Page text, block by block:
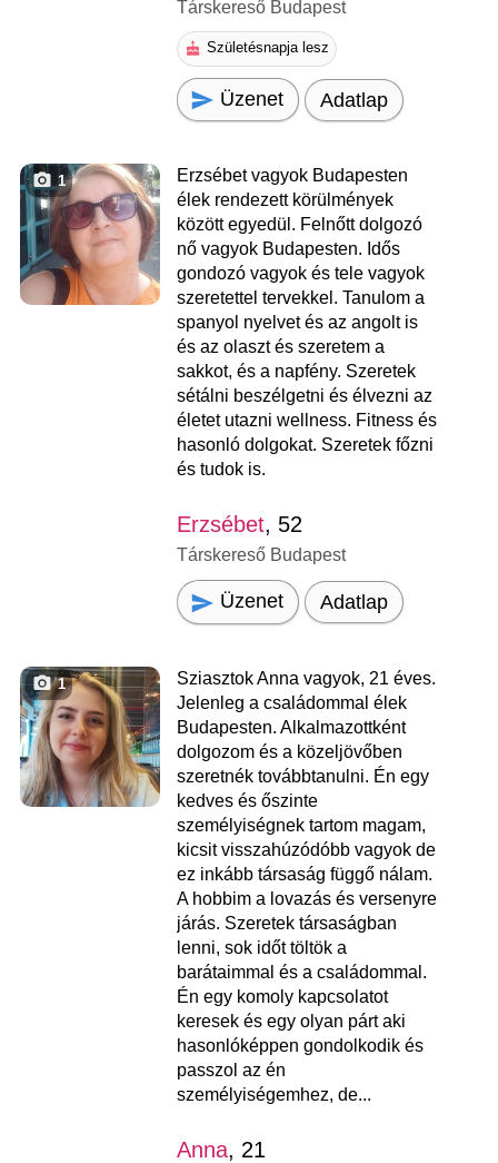
Társkereső Budapest
Születésnapja lesz
Üzenet Adatlap
1
Erzsébet vagyok Budapesten
élek rendezett körülmények
között egyedül. Felnőtt dolgozó
nő vagyok Budapesten. Idős
gondozó vagyok és tele vagyok
szeretettel tervekkel. Tanulom a
spanyol nyelvet és az angolt is
és az olaszt és szeretem a
sakkot, és a napfény. Szeretek
sétálni beszélgetni és élvezni az
életet utazni wellness. Fitness és
hasonló dolgokat. Szeretek főzni
és tudok is.
Erzsébet, 52
Társkereső Budapest
Üzenet Adatlap
1
Sziasztok Anna vagyok, 21 éves.
Jelenleg a családommal élek
Budapesten. Alkalmazottként
dolgozom és a közeljövőben
szeretnék továbbtanulni. Én egy
kedves és őszinte
személyiségnek tartom magam,
kicsit visszahúzódóbb vagyok de
ez inkább társaság függő nálam.
A hobbim a lovazás és versenyre
járás. Szeretek társaságban
lenni, sok időt töltök a
barátaimmal és a családommal.
Én egy komoly kapcsolatot
keresek és egy olyan párt aki
hasonlóképpen gondolkodik és
passzol az én
személyiségemhez, de...
Anna, 21